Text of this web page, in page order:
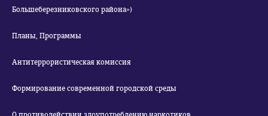
Большеберезниковского района»)
Планы, Программы
Антитеррористическая комиссия
Формирование современной городской среды